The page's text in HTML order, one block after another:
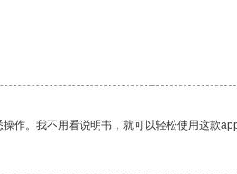
作。我不用看说明书，就可以轻松使用这款app